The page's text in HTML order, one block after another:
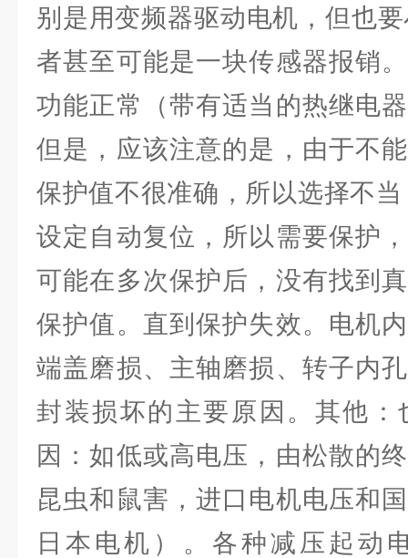
别是用变频器驱动电机，但也
者甚至可能是一块传感器报销
功能正常（带有适当的热继电
但是，应该注意的是，由于不
保护值不很准确，所以选择不
设定自动复位，所以需要保护
可能在多次保护后，没有找到
保护值。直到保护失效。电机
端盖磨损、主轴磨损、转子内
封装损坏的主要原因。其他：
因：如低或高电压，由松散的
昆虫和鼠害，进口电机电压和
日本电机）。各种减压起动